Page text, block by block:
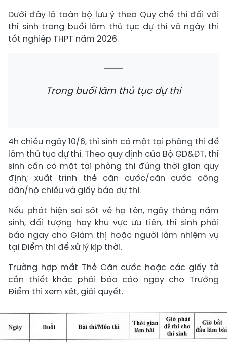
Dưới đây là toàn bộ lưu ý theo Quy chế thi đối với
thí sinh trong buổi làm thủ tục dự thi và ngày thi
tốt nghiệp THPT năm 2026.
Trong buổi làm thủ tục dự thi
4h chiều ngày 10/6, thí sinh có mặt tại phòng thi để
làm thủ tục dự thi. Theo quy định của Bộ GD&ĐT, thí
sinh cần có mặt tại phòng thi đúng thời gian quy
định; xuất trình thẻ căn cước/căn cước công
dân/hộ chiếu và giấy báo dự thi.
Nếu phát hiện sai sót về họ tên, ngày tháng năm
sinh, đối tượng hay khu vực ưu tiên, thí sinh phải
báo ngay cho Giám thị hoặc người làm nhiệm vụ
tại Điểm thi để xử lý kịp thời.
Trường hợp mất Thẻ Căn cước hoặc các giấy tờ
cần thiết khác phải báo cáo ngay cho Trưởng
Điểm thi xem xét, giải quyết.​